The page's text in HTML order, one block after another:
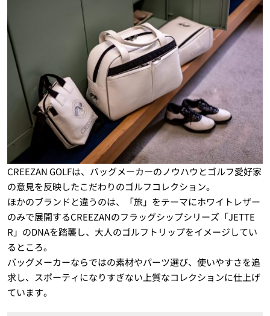
CREEZAN GOLFは、バッグメーカーのノウハウとゴルフ愛好家
の意見を反映したこだわりのゴルフコレクション。
ほかのブランドと違うのは、「旅」をテーマにホワイトレザー
のみで展開するCREEZANのフラッグシップシリーズ「JETTE
R」のDNAを踏襲し、大人のゴルフトリップをイメージしてい
るところ。
バッグメーカーならではの素材やパーツ選び、使いやすさを追
求し、スポーティになりすぎない上質なコレクションに仕上げ
ています。